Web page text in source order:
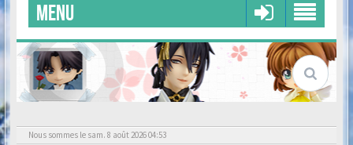
MENU
Nous sommes le sam. 8 août 2026 04:53